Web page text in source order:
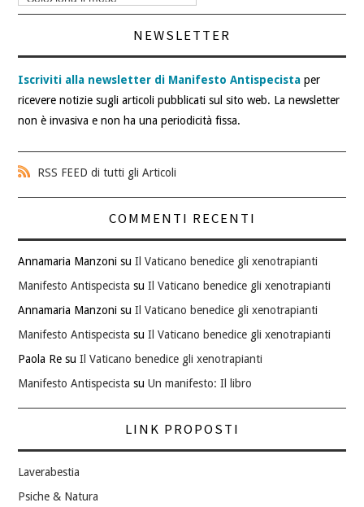
articoli
NEWSLETTER
Iscriviti alla newsletter di Manifesto Antispecista per
ricevere notizie sugli articoli pubblicati sul sito web. La newsletter
non è invasiva e non ha una periodicità fissa.
RSS FEED di tutti gli Articoli
COMMENTI RECENTI
Annamaria Manzoni suIl Vaticano benedice gli xenotrapianti
Manifesto Antispecista suIl Vaticano benedice gli xenotrapianti
Annamaria Manzoni suIl Vaticano benedice gli xenotrapianti
Manifesto Antispecista suIl Vaticano benedice gli xenotrapianti
Paola Re suIl Vaticano benedice gli xenotrapianti
Manifesto Antispecista suUn manifesto: Il libro
LINK PROPOSTI
Laverabestia
Psiche & Natura